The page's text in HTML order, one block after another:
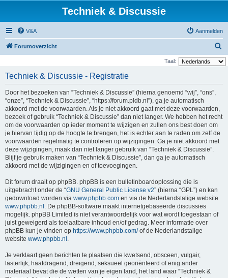
Techniek & Discussie
V&A Aanmelden
Forumoverzicht
o
Taal:
Techniek & Discussie - Registratie
Door het bezoeken van “Techniek & Discussie” (hierna genoemd “wij”, “ons”,
“onze”, “Techniek & Discussie”, “https://forum.pldb.nl”), ga je automatisch
akkoord met de voorwaarden. Als je niet akkoord gaat met deze voorwaarden,
bezoek of gebruik “Techniek & Discussie” dan niet langer. We hebben het recht
om de voorwaarden op ieder moment te wijzigen en zullen ons best doen om
je hiervan tijdig op de hoogte te brengen, het is echter aan te raden om zelf de
voorwaarden regelmatig te controleren op wijzigingen. Ga je niet akkoord met
deze wijzigingen, maak dan niet langer gebruik van “Techniek & Discussie”.
Blijf je gebruik maken van “Techniek & Discussie”, dan ga je automatisch
akkoord met de wijzigingen en of toevoegingen.
Dit forum draait op phpBB. phpBB is een bulletinboardoplossing die is
uitgebracht onder de “GNU General Public License v2” (hierna “GPL”) en kan
gedownload worden via www.phpbb.com en via de Nederlandstalige website
www.phpbb.nl . De phpBB-software maakt internetgebaseerde discussies
mogelijk. phpBB Limited is niet verantwoordelijk voor wat wordt toegestaan of
juist geweigerd als toelaatbare inhoud en/of gedrag. Meer informatie over
phpBB kun je vinden op https://www.phpbb.com/of de Nederlandstalige
website www.phpbb.nl .
Je verklaart geen berichten te plaatsen die kwetsend, obsceen, vulgair,
lasterlijk, haatdragend, dreigend, seksueel georiënteerd of enig ander
materiaal bevat die de wetten van je eigen land, het land waar “Techniek &